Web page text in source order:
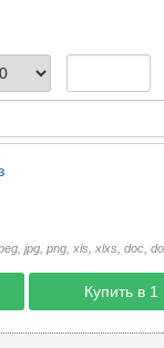
jpg, png, xls, xlxs, doc,
Купить в 1